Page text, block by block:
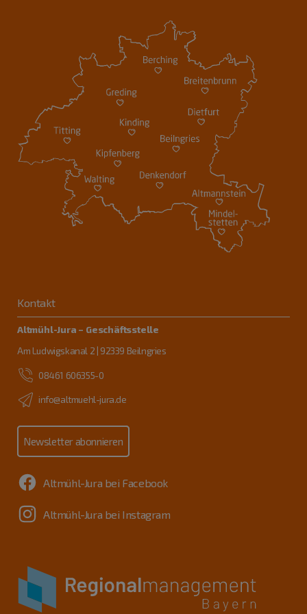
Kontakt
Altmühl-Jura – Geschäftsstelle
Am Ludwigskanal 2 | 92339 Beilngries
08461 606355-0
info@altmuehl-jura.de
Newsletter abonnieren
Altmühl-Jura bei Facebook
Altmühl-Jura bei Instagram